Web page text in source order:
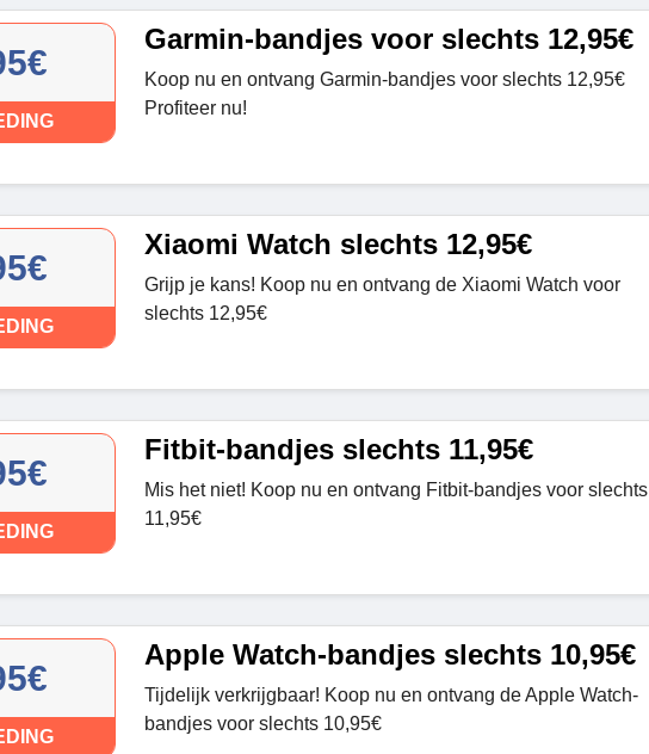
Garmin-bandjes voor slechts 12,95€
Koop nu en ontvang Garmin-bandjes voor slechts 12,95€
Profiteer nu!
Xiaomi Watch slechts 12,95€
Grijp je kans! Koop nu en ontvang de Xiaomi Watch voor
slechts 12,95€
Fitbit-bandjes slechts 11,95€
Mis het niet! Koop nu en ontvang Fitbit-bandjes voor slechts
11,95€
Apple Watch-bandjes slechts 10,95€
Tijdelijk verkrijgbaar! Koop nu en ontvang de Apple Watch-
bandjes voor slechts 10,95€